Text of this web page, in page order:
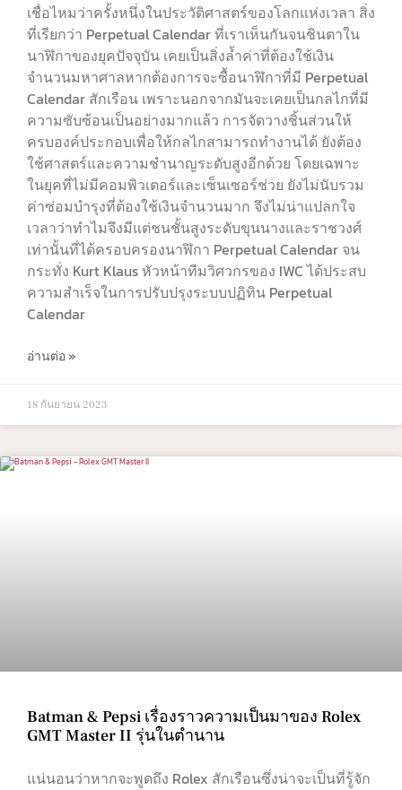
เชื่อไหมว่าครั้งหนึ่งในประวัติศาสตร์ของโลกแห่งเวลา สิ่ง
ที่เรียกว่า Perpetual Calendar ที่เราเห็นกันจนชินตาใน
นาฬิกาของยุคปัจจุบัน เคยเป็นสิ่งล้ำค่าที่ต้องใช้เงิน
จำนวนมหาศาลหากต้องการจะซื้อนาฬิกาที่มี Perpetual
Calendar สักเรือน เพราะนอกจากมันจะเคยเป็นกลไกที่มี
ความซับซ้อนเป็นอย่างมากแล้ว การจัดวางชิ้นส่วนให้
ครบองค์ประกอบเพื่อให้กลไกสามารถทำงานได้ ยังต้อง
ใช้ศาสตร์และความชำนาญระดับสูงอีกด้วย โดยเฉพาะ
ในยุคที่ไม่มีคอมพิวเตอร์และเซ็นเซอร์ช่วย ยังไม่นับรวม
ค่าซ่อมบำรุงที่ต้องใช้เงินจำนวนมาก จึงไม่น่าแปลกใจ
เวลาว่าทำไมจึงมีแต่ชนชั้นสูงระดับขุนนางและราชวงศ์
เท่านั้นที่ได้ครอบครองนาฬิกา Perpetual Calendar จน
กระทั่ง Kurt Klaus หัวหน้าทีมวิศวกรของ IWC ได้ประสบ
ความสำเร็จในการปรับปรุงระบบปฏิทิน Perpetual
Calendar
อ่านต่อ »
18 กันยายน 2023
Batman & Pepsi เรื่องราวความเป็นมาของ Rolex
GMT Master II รุ่นในตำนาน
แน่นอนว่าหากจะพูดถึง Rolex สักเรือนซึ่งน่าจะเป็นที่รู้จัก